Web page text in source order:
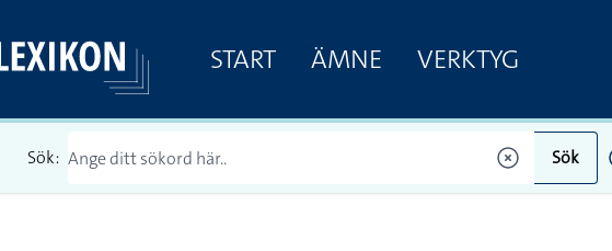
START ÄMNE VERKTYG
Sök: Sök